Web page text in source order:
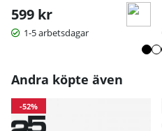
599 kr
1-5 arbetsdagar
Andra köpte även
-52%